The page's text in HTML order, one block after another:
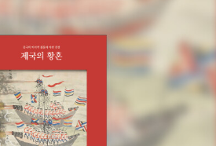
은 어떻게 사는 게 좋을지에 대한 답을 과
. 9월엔 『장회익의 자연철학 강의』
문만 읽었다. 두 책의 문제의식은 결국 현
화된 자연과학이 중요한 무언가를 놓치고
앞에서 언급한 윤리적인 질문, 우리는 어
가 사는 세계는 어떤 곳인지, 우리는 어떻
면 좋겠다. 이렇게 말하지 말고, 이젠 바
을 얻을수만 있다면 닥치는대로 읽고 듣
까... 무엇보다 기획자들은 남들보다 한
다. 린다 수 박. 이 분의 책은 모든 아이
안타깝게도 극히 일부의 어린이들들 제
어낼 수 있는 지구력이 있는 아이들은 거